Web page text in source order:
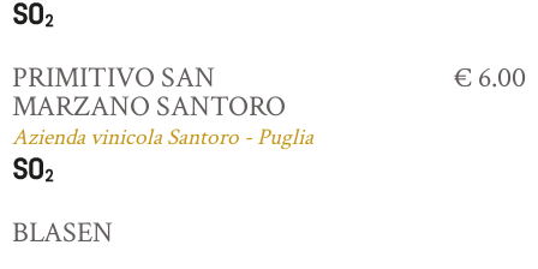
PRIMITIVO SAN
MARZANO SANTORO
Azienda vinicola Santoro - Puglia
€ 6.00
BLASEN